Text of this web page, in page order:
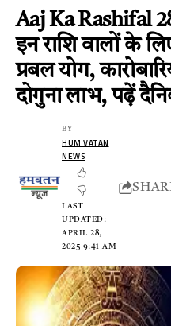
Aaj Ka Rashifal
इन राशि वालों के
प्रबल योग,
दोगुना लाभ, पढ़ें
LAST
UPDATED:
APRIL 28,
2025 9:41 AM
BY
HUM VATAN
NEWS